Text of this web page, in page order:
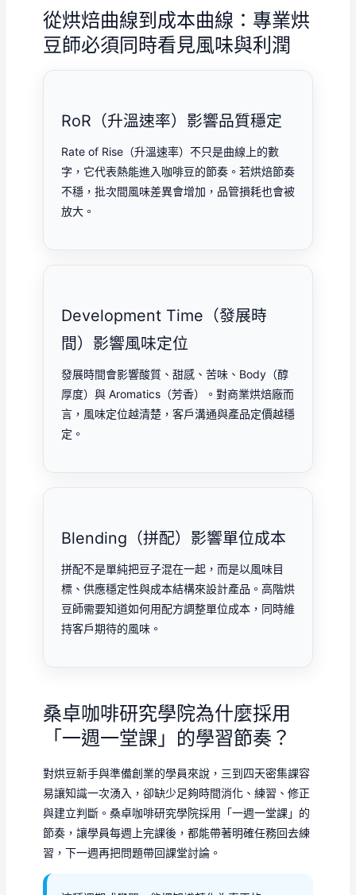
從烘焙曲線到成本曲線：專業烘
豆師必須同時看見風味與利潤
RoR（升溫速率）影響品質穩定
Rate of Rise（升溫速率）不只是曲線上的數
字，它代表熱能進入咖啡豆的節奏。若烘焙節奏
不穩，批次間風味差異會增加，品管損耗也會被
放大。
Development Time（發展時
間）影響風味定位
發展時間會影響酸質、甜感、苦味、Body（醇
厚度）與 Aromatics（芳香）。對商業烘焙廠而
言，風味定位越清楚，客戶溝通與產品定價越穩
定。
Blending（拼配）影響單位成本
拼配不是單純把豆子混在一起，而是以風味目
標、供應穩定性與成本結構來設計產品。高階烘
豆師需要知道如何用配方調整單位成本，同時維
持客戶期待的風味。
桑卓咖啡研究學院為什麼採用
「一週一堂課」的學習節奏？
對烘豆新手與準備創業的學員來說，三到四天密集課容
易讓知識一次湧入，卻缺少足夠時間消化、練習、修正
與建立判斷。桑卓咖啡研究學院採用「一週一堂課」的
節奏，讓學員每週上完課後，都能帶著明確任務回去練
習，下一週再把問題帶回課堂討論。